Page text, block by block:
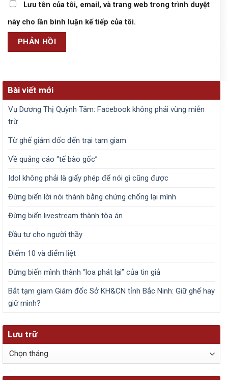
Lưu tên của tôi, email, và trang web trong trình duyệt
này cho lần bình luận kế tiếp của tôi.
Bài viết mới
Vụ Dương Thị Quỳnh Tâm: Facebook không phải vùng miễn
trừ
Từ ghế giám đốc đến trại tạm giam
Về quảng cáo “tế bào gốc”
Idol không phải là giấy phép để nói gì cũng được
Đừng biến lời nói thành bằng chứng chống lại mình
Đừng biến livestream thành tòa án
Đầu tư cho người thầy
Điểm 10 và điểm liệt
Đừng biến mình thành “loa phát lại” của tin giả
Bắt tạm giam Giám đốc Sở KH&CN tỉnh Bắc Ninh: Giữ ghế hay
giữ mình?
Lưu trữ
Lưu